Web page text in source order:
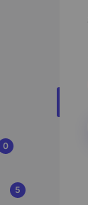
0
5